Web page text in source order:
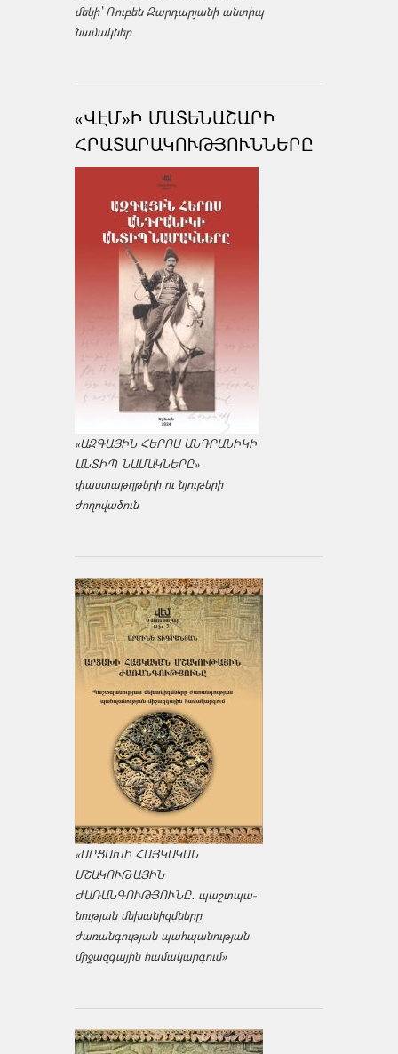
մեկի՝ Ռուբեն Զարդարյանի անտիպ
նամակներ
«ՎԷՄ»Ի ՄԱՏԵՆԱՇԱՐԻ
ՀՐԱՏԱՐԱԿՈՒԹՅՈՒՆՆԵՐԸ
«ԱԶԳԱՅԻՆ ՀԵՐՈՍ ԱՆԴՐԱՆԻԿԻ
ԱՆՏԻՊ ՆԱՄԱԿՆԵՐԸ»
փաստաթղթերի ու նյութերի
ժողովածուն
«ԱՐՑԱԽԻ ՀԱՅԿԱԿԱՆ
ՄՇԱԿՈՒԹԱՅԻՆ
ԺԱՌԱՆԳՈՒԹՅՈՒՆԸ․ պաշտպա­
նության մեխանիզմները
ժառանգության պահպանության
միջազ­գային համակարգում»